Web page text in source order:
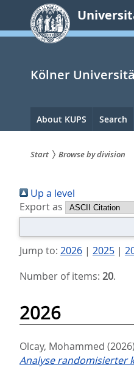
springen
Kölner
Hauptnavigation
About KUPS Search
sind
hier:
Start Browse by division
Up a level
Export as
Jump to: 2026| 2025|
Number of items: 20.
2026
Olcay, Mohammed
Analyse randomisierter